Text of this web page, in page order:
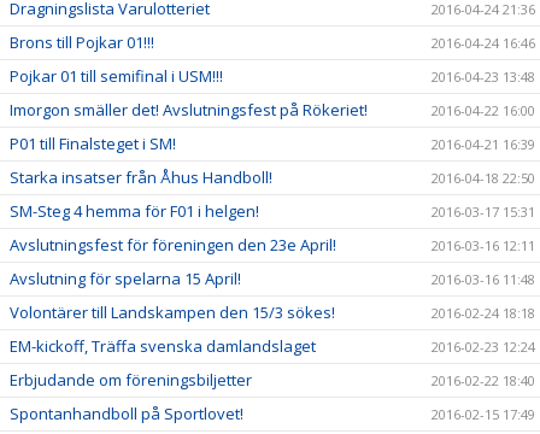
Dragningslista Varulotteriet 2016-04-24 21:36
Brons till Pojkar 01!!! 2016-04-24 16:46
Pojkar 01 till semifinal i USM!!! 2016-04-23 13:48
Imorgon smäller det! Avslutningsfest på Rökeriet! 2016-04-22 16:00
P01 till Finalsteget i SM! 2016-04-21 16:39
Starka insatser från Åhus Handboll! 2016-04-18 22:50
SM-Steg 4 hemma för F01 i helgen! 2016-03-17 15:31
Avslutningsfest för föreningen den 23e April! 2016-03-16 12:11
Avslutning för spelarna 15 April! 2016-03-16 11:48
Volontärer till Landskampen den 15/3 sökes! 2016-02-24 18:18
EM-kickoff, Träffa svenska damlandslaget 2016-02-23 12:24
Erbjudande om föreningsbiljetter 2016-02-22 18:40
Spontanhandboll på Sportlovet! 2016-02-15 17:49